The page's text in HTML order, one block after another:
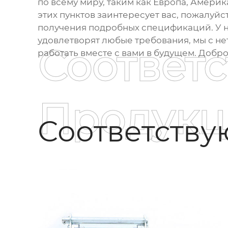
по всему миру, таким как Европа,
этих пунктов заинтересует вас,
получения подробных спецификаций. У
удовлетворят любые требования, мы с
работать вместе с вами в будущем.